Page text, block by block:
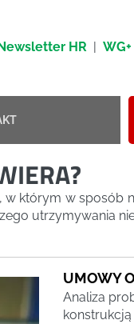
HR | WG+
którym w sposób
utrzymywania
UMOWY
Analiza